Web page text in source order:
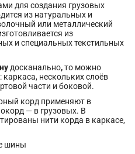
для создания грузовых
из натуральных и
или металлический
из
и специальных текстильных
досканально,то можно
каркаса, нескольких слоёв
части и боковой.
корд применяют в
— в грузовых. В
нити корда в каркасе,
шины